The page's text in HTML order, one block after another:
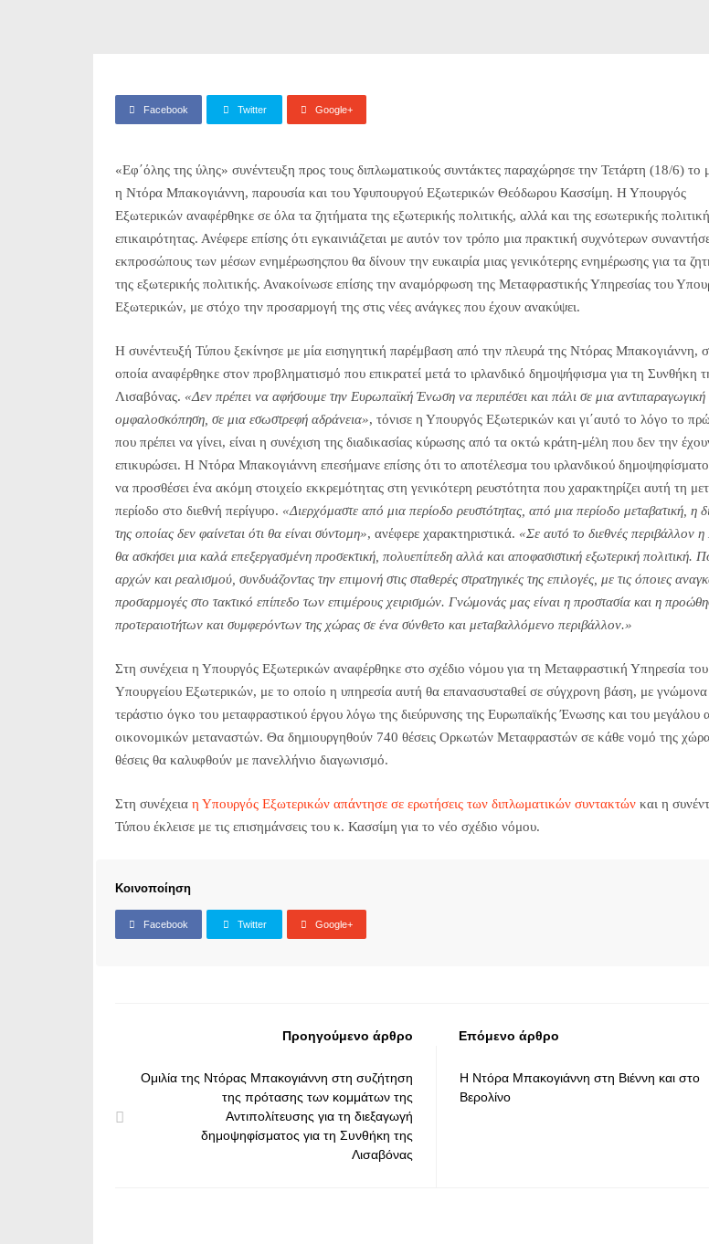
Facebook Twitter Google+
«Εφ΄όλης της ύλης» συνέντευξη προς τους διπλωματικούς συντάκτες παραχώρησε την Τετάρτη (18/6) το
η Ντόρα Μπακογιάννη, παρουσία και του Υφυπουργού Εξωτερικών Θεόδωρου Κασσίμη. Η Υπουργός
Εξωτερικών αναφέρθηκε σε όλα τα ζητήματα της εξωτερικής πολιτικής, αλλά και της εσωτερικής
επικαιρότητας. Ανέφερε επίσης ότι εγκαινιάζεται με αυτόν τον τρόπο μια πρακτική συχνότερων
εκπροσώπους των μέσων ενημέρωσηςπου θα δίνουν την ευκαιρία μιας γενικότερης ενημέρωσης για τα
της εξωτερικής πολιτικής. Ανακοίνωσε επίσης την αναμόρφωση της Μεταφραστικής Υπηρεσίας του
Εξωτερικών, με στόχο την προσαρμογή της στις νέες ανάγκες που έχουν ανακύψει.
Η συνέντευξή Τύπου ξεκίνησε με μία εισηγητική παρέμβαση από την πλευρά της Ντόρας Μπακογιάννη,
οποία αναφέρθηκε στον προβληματισμό που επικρατεί μετά το ιρλανδικό δημοψήφισμα για τη Συνθήκη
Λισαβόνας. «Δεν πρέπει να αφήσουμε την Ευρωπαϊκή Ένωση να περιπέσει και πάλι σε μια αντιπαραγωγική
ομφαλοσκόπηση, σε μια εσωστρεφή αδράνεια», τόνισε η Υπουργός Εξωτερικών και γι΄αυτό το λόγο το
που πρέπει να γίνει, είναι η συνέχιση της διαδικασίας κύρωσης από τα οκτώ κράτη-μέλη που δεν την
επικυρώσει. Η Ντόρα Μπακογιάννη επεσήμανε επίσης ότι το αποτέλεσμα του ιρλανδικού
να προσθέσει ένα ακόμη στοιχείο εκκρεμότητας στη γενικότερη ρευστότητα που χαρακτηρίζει αυτή τη
περίοδο στο διεθνή περίγυρο. «Διερχόμαστε από μια περίοδο ρευστότητας, από μια περίοδο μεταβατική, η
της οποίας δεν φαίνεται ότι θα είναι σύντομη», ανέφερε χαρακτηριστικά. «Σε αυτό το διεθνές περιβάλλον
θα ασκήσει μια καλά επεξεργασμένη προσεκτική, πολυεπίπεδη αλλά και αποφασιστική εξωτερική πολιτική.
αρχών και ρεαλισμού, συνδυάζοντας την επιμονή στις σταθερές στρατηγικές της επιλογές, με τις όποιες
προσαρμογές στο τακτικό επίπεδο των επιμέρους χειρισμών. Γνώμονάς μας είναι η προστασία και η
προτεραιοτήτων και συμφερόντων της χώρας σε ένα σύνθετο και μεταβαλλόμενο περιβάλλον.»
Στη συνέχεια η Υπουργός Εξωτερικών αναφέρθηκε στο σχέδιο νόμου για τη Μεταφραστική Υπηρεσία του
Υπουργείου Εξωτερικών, με το οποίο η υπηρεσία αυτή θα επανασυσταθεί σε σύγχρονη βάση, με
τεράστιο όγκο του μεταφραστικού έργου λόγω της διεύρυνσης της Ευρωπαϊκής Ένωσης και του μεγάλου
οικονομικών μεταναστών. Θα δημιουργηθούν 740 θέσεις Ορκωτών Μεταφραστών σε κάθε νομό της
θέσεις θα καλυφθούν με πανελλήνιο διαγωνισμό.
Στη συνέχεια η Υπουργός Εξωτερικών απάντησε σε ερωτήσεις των διπλωματικών συντακτών και η
Τύπου έκλεισε με τις επισημάνσεις του κ. Κασσίμη για το νέο σχέδιο νόμου.
Κοινοποίηση
Facebook Twitter Google+
Προηγούμενο άρθρο
Ομιλία της Ντόρας Μπακογιάννη στη συζήτηση
της πρότασης των κομμάτων της
Αντιπολίτευσης για τη διεξαγωγή
δημοψηφίσματος για τη Συνθήκη της
Λισαβόνας
Επόμενο άρθρο
Η Ντόρα Μπακογιάννη στη Βιέννη και στο
Βερολίνο